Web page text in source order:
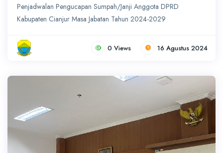
Penjadwalan Pengucapan Sumpah/Janji Anggota DPRD
Kabupaten Cianjur Masa Jabatan Tahun 2024-2029
0 Views 16 Agustus 2024